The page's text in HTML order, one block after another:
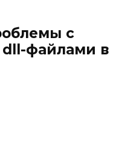
с
файлами в